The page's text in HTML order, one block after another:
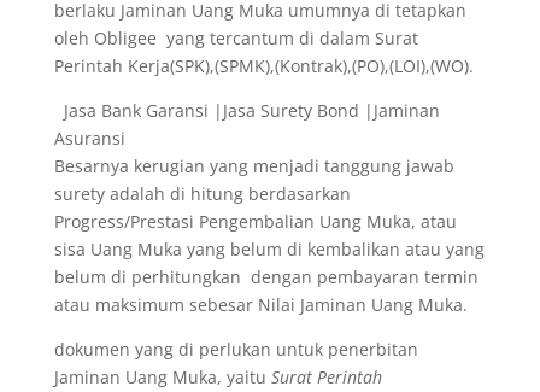
berlaku Jaminan Uang Muka umumnya di tetapkan
oleh Obligee yang tercantum di dalam Surat
Perintah Kerja(SPK),(SPMK),(Kontrak),(PO),(LOI),(WO).
Jasa Bank Garansi |Jasa Surety Bond |Jaminan
Asuransi
Besarnya kerugian yang menjadi tanggung jawab
surety adalah di hitung berdasarkan
Progress/Prestasi Pengembalian Uang Muka, atau
sisa Uang Muka yang belum di kembalikan atau yang
belum di perhitungkan dengan pembayaran termin
atau maksimum sebesar Nilai Jaminan Uang Muka.
dokumen yang di perlukan untuk penerbitan
Jaminan Uang Muka, yaitu Surat Perintah